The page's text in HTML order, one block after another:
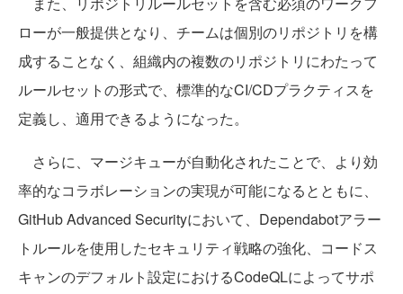
ローが一般提供となり、チームは個別のリポジトリを構
成することなく、組織内の複数のリポジトリにわたって
ルールセットの形式で、標準的なCI/CDプラクティスを
定義し、適用できるようになった。
さらに、マージキューが自動化されたことで、より効
率的なコラボレーションの実現が可能になるとともに、
GitHub Advanced Securityにおいて、Dependabotアラー
トルールを使用したセキュリティ戦略の強化、コードス
キャンのデフォルト設定におけるCodeQLによってサポ